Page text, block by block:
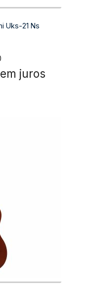
Uks-21 Ns
juros